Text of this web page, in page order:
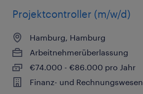
Projektcontroller (m/w/d)
Hamburg, Hamburg
Arbeitnehmerüberlassung
€74.000 - €86.000 pro Jahr
Finanz- und Rechnungswesen